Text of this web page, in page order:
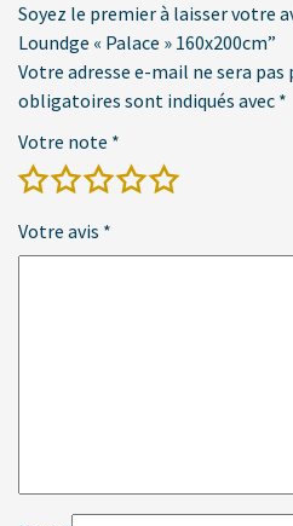
Soyez le premier à laisser votre
Loundge « Palace » 160x200cm”
Votre adresse e-mail ne sera pas
obligatoires sont indiqués avec *
Votre note *
Votre avis *